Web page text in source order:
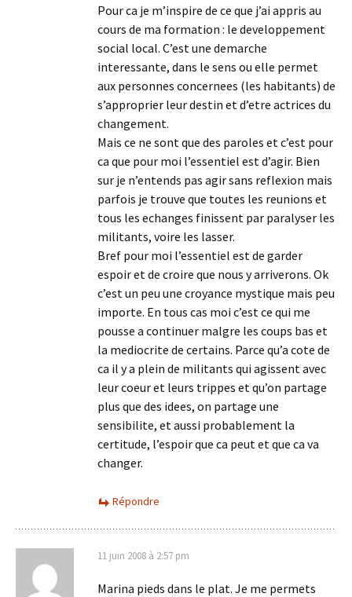
Pour ca je m’inspire de ce que j’ai appris au
cours de ma formation : le developpement
social local. C’est une demarche
interessante, dans le sens ou elle permet
aux personnes concernees (les habitants) de
s’approprier leur destin et d’etre actrices du
changement.
Mais ce ne sont que des paroles et c’est pour
ca que pour moi l’essentiel est d’agir. Bien
sur je n’entends pas agir sans reflexion mais
parfois je trouve que toutes les reunions et
tous les echanges finissent par paralyser les
militants, voire les lasser.
Bref pour moi l’essentiel est de garder
espoir et de croire que nous y arriverons. Ok
c’est un peu une croyance mystique mais peu
importe. En tous cas moi c’est ce qui me
pousse a continuer malgre les coups bas et
la mediocrite de certains. Parce qu’a cote de
ca il y a plein de militants qui agissent avec
leur coeur et leurs trippes et qu’on partage
plus que des idees, on partage une
sensibilite, et aussi probablement la
certitude, l’espoir que ca peut et que ca va
changer.
Répondre
11 juin 2008 à 2:57 pm
Marina pieds dans le plat. Je me permets